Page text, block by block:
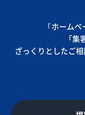
｢ホームペ
「集
ざっくりとしたご